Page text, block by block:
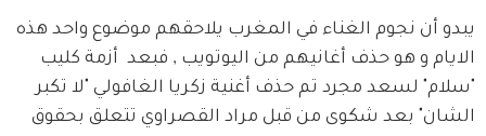
يبدو أن نجوم الغناء في المغرب يلاحقهم موضوع واحد هذه
الايام و هو حذف أغانيهم من اليوتويب , فبعد  أزمة كليب
"سلام" لسعد مجرد تم حذف أغنية زكريا الغافولي "لا تكبر
الشان" بعد شكوى من قبل مراد القصراوي تتعلق بحقوق